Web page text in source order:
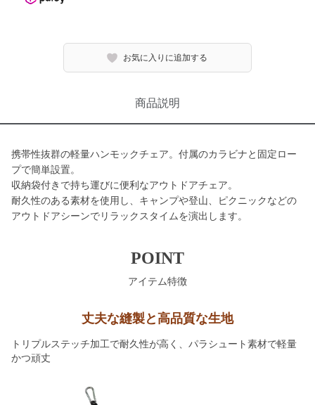
お気に入りに追加する
商品説明
携帯性抜群の軽量ハンモックチェア。付属のカラビナと固定ロー
プで簡単設置。
収納袋付きで持ち運びに便利なアウトドアチェア。
耐久性のある素材を使用し、キャンプや登山、ピクニックなどの
アウトドアシーンでリラックスタイムを演出します。
POINT
アイテム特徴
丈夫な縫製と高品質な生地
トリプルステッチ加工で耐久性が高く、パラシュート素材で軽量
かつ頑丈